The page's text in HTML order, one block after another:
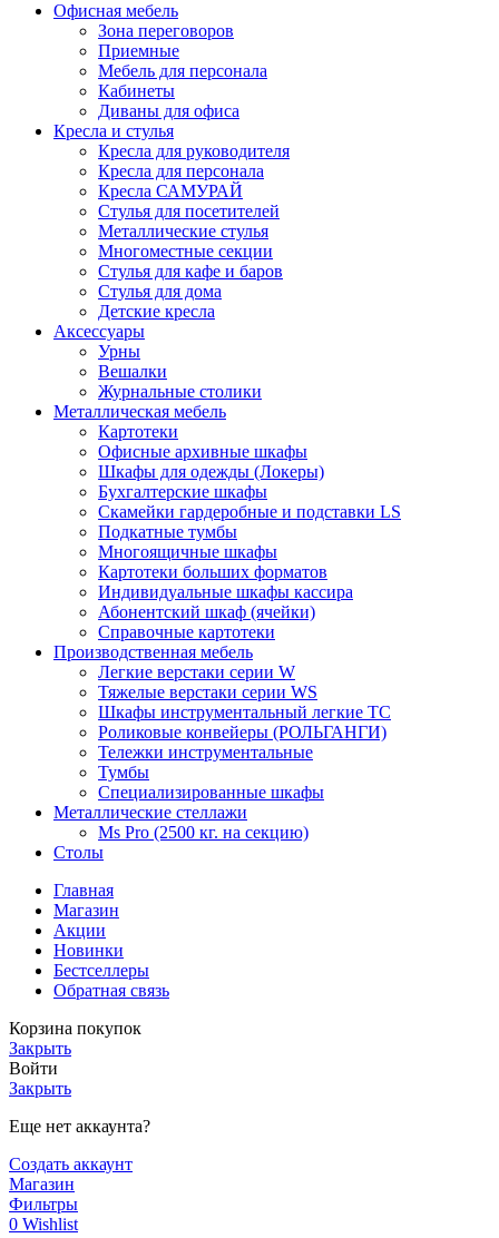
Офисная мебель
Зона переговоров
Приемные
Мебель для персонала
Кабинеты
Диваны для офиса
Кресла и стулья
Кресла для руководителя
Кресла для персонала
Кресла САМУРАЙ
Стулья для посетителей
Металлические стулья
Многоместные секции
Стулья для кафе и баров
Стулья для дома
Детские кресла
Аксессуары
Урны
Вешалки
Журнальные столики
Металлическая мебель
Картотеки
Офисные архивные шкафы
Шкафы для одежды (Локеры)
Бухгалтерские шкафы
Скамейки гардеробные и подставки LS
Подкатные тумбы
Многоящичные шкафы
Картотеки больших форматов
Индивидуальные шкафы кассира
Абонентский шкаф (ячейки)
Справочные картотеки
Производственная мебель
Легкие верстаки серии W
Тяжелые верстаки серии WS
Шкафы инструментальный легкие ТС
Роликовые конвейеры (РОЛЬГАНГИ)
Тележки инструментальные
Тумбы
Специализированные шкафы
Металлические стеллажи
Ms Pro (2500 кг. на секцию)
Столы
Главная
Магазин
Акции
Новинки
Бестселлеры
Обратная связь
Корзина покупок
Закрыть
Войти
Закрыть
Еще нет аккаунта?
Создать аккаунт
Магазин
Фильтры
0 Wishlist